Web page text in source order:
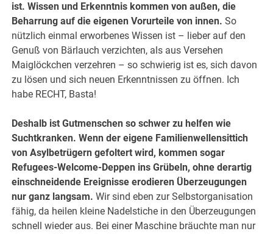
ist. Wissen und Erkenntnis kommen von außen, die
Beharrung auf die eigenen Vorurteile von innen. So
nützlich einmal erworbenes Wissen ist – lieber auf den
Genuß von Bärlauch verzichten, als aus Versehen
Maiglöckchen verzehren – so schwierig ist es, sich davon
zu lösen und sich neuen Erkenntnissen zu öffnen. Ich
habe RECHT, Basta!
Deshalb ist Gutmenschen so schwer zu helfen wie
Suchtkranken. Wenn der eigene Familienwellensittich
von Asylbetrügern gefoltert wird, kommen sogar
Refugees-Welcome-Deppen ins Grübeln, ohne derartig
einschneidende Ereignisse erodieren Überzeugungen
nur ganz langsam. Wir sind eben zur Selbstorganisation
fähig, da heilen kleine Nadelstiche in den Überzeugungen
schnell wieder aus. Bei einer Maschine bräuchte man nur